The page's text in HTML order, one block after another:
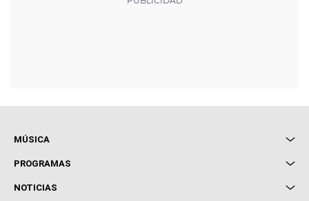
MÚSICA
Local de Ensayo Europa FM
Conciertos
PROGRAMAS
Cuerpos especiales
NOTICIAS